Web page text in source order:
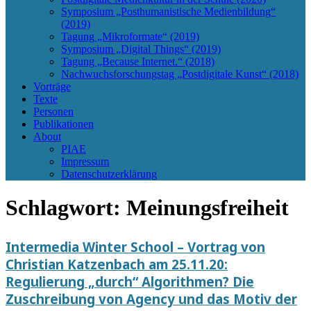
Symposium „Posthumanistische Medienbildung“
(2019)
Tagung „Mikroformate“ (2019)
Symposium „Digital Things“ (2019)
Tagung „Because Internet.“ (2018)
Nachwuchsforschungstag „Postdigitale Kunst“ (2018)
Vorträge
Texte
Personen
Publikationen
About
PIAE
Impressum
Datenschutzerklärung
Schlagwort: Meinungsfreiheit
Intermedia Winter School – Vortrag von
Christian Katzenbach am 25.11.20:
Regulierung „durch“ Algorithmen? Die
Zuschreibung von Agency und das Motiv der